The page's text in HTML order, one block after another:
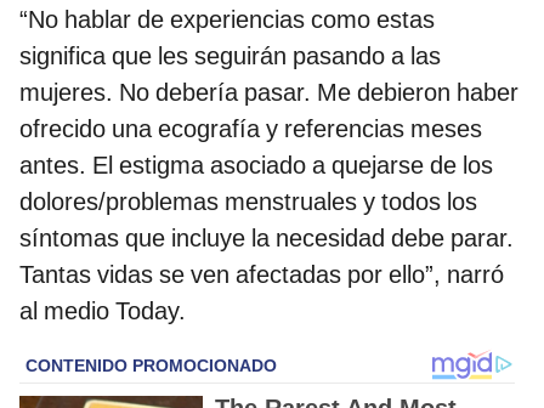
“No hablar de experiencias como estas
significa que les seguirán pasando a las
mujeres. No debería pasar. Me debieron haber
ofrecido una ecografía y referencias meses
antes. El estigma asociado a quejarse de los
dolores/problemas menstruales y todos los
síntomas que incluye la necesidad debe parar.
Tantas vidas se ven afectadas por ello”, narró
al medio Today.